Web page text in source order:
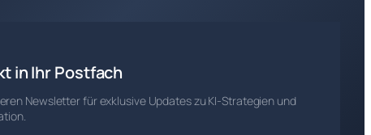
in Ihr Postfach
Newsletter für exklusive Updates zu KI-Strategien und